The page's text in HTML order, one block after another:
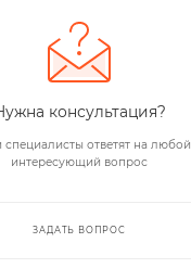
консультация?
ответят на любой
интересующий вопрос
ЗАДАТЬ ВОПРОС